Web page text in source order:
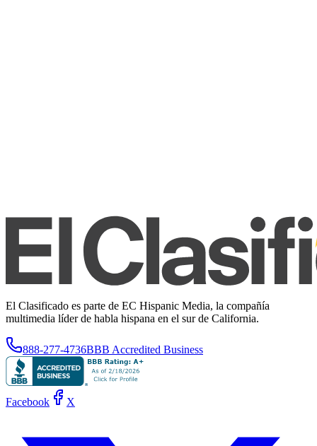
El Clasificado es parte de EC Hispanic Media, la compañía
multimedia líder de habla hispana en el sur de California.
888-277-4736BBB Accredited Business
Facebook X